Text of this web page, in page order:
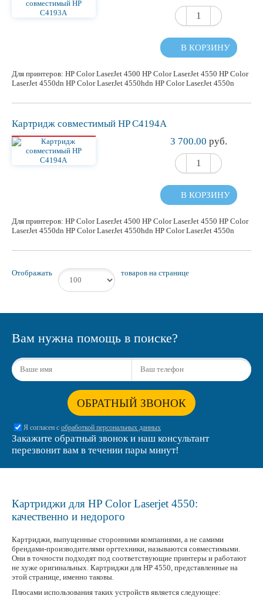
В КОРЗИНУ
Для принтеров: HP Color LaserJet 4500 HP Color LaserJet 4550 HP Color
LaserJet 4550dn HP Color LaserJet 4550hdn HP Color LaserJet 4550n
Картридж совместимый HP C4194A
3 700.00 руб.
В КОРЗИНУ
Для принтеров: HP Color LaserJet 4500 HP Color LaserJet 4550 HP Color
LaserJet 4550dn HP Color LaserJet 4550hdn HP Color LaserJet 4550n
Отображать товаров на странице
Вам нужна помощь в поиске?
ОБРАТНЫЙ ЗВОНОК
Я согласен с обработкой персональных данных
Закажите обратный звонок и наш консультант
перезвонит вам в течении пары минут!
Картриджи для HP Color Laserjet 4550:
качественно и недорого
Картриджи, выпущенные сторонними компаниями, а не самими
брендами-производителями оргтехники, называются совместимыми.
Они в точности подходят под соответствующие принтеры и работают
не хуже оригинальных. Картриджи для HP 4550, представленные на
этой странице, именно таковы.
Плюсами использования таких устройств является следующее: